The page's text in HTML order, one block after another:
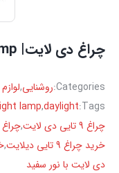
چراغ دی لایت| Daylight Lamp
Categories: روشنایی,
Tags:
daylight
,
lamp
چراغ 9 تایی دی لایت
,
خرید چراغ 9 تایی دیلایت
,
دی لایت با نور سفید